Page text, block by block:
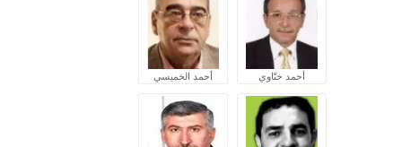
أحمد ختّاوي أحمد الخميسي